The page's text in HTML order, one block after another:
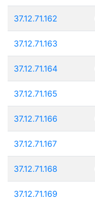
37.12.71.162
37.12.71.163
37.12.71.164
37.12.71.165
37.12.71.166
37.12.71.167
37.12.71.168
37.12.71.169